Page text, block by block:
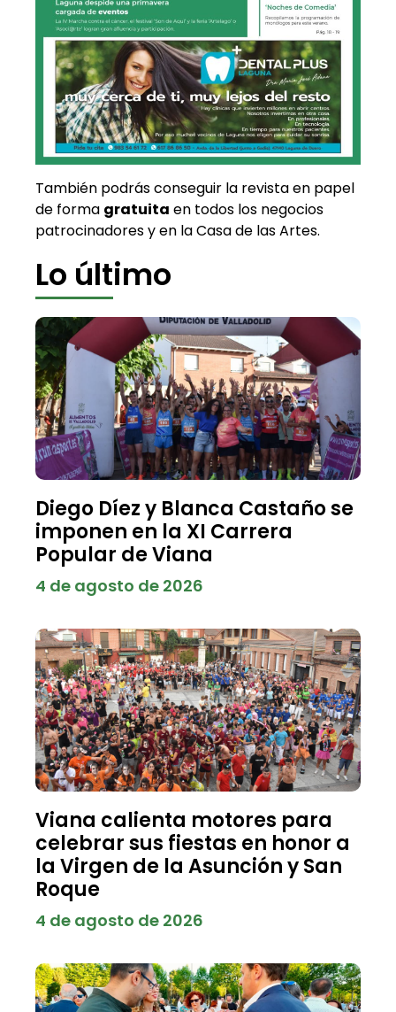
También podrás conseguir la revista en papel
de forma gratuita en todos los negocios
patrocinadores y en la Casa de las Artes.
Lo último
Diego Díez y Blanca Castaño se
imponen en la XI Carrera
Popular de Viana
4 de agosto de 2026
Viana calienta motores para
celebrar sus fiestas en honor a
la Virgen de la Asunción y San
Roque
4 de agosto de 2026